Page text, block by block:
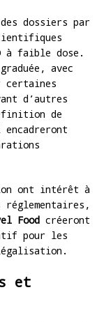
dossiers par
à faible dose.
avec
certaines
d’autres
de
encadreront
ont intérêt à
Food créeront
pour les
et